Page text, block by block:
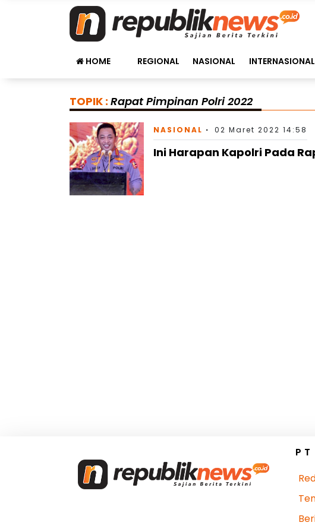
HOME REGIONAL NASIONAL INTERNASIONAL
TOPIK : Rapat Pimpinan Polri 2022
NASIONAL 02 Maret 2022 14:58
Ini Harapan Kapolri Pada